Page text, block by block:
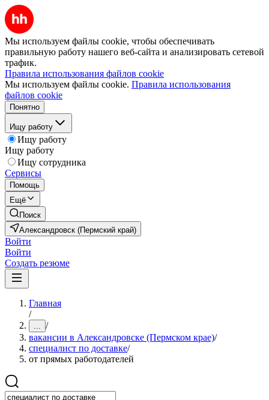
Мы используем файлы cookie, чтобы обеспечивать
правильную работу нашего веб-сайта и анализировать сетевой
трафик.
Правила использования файлов cookie
Мы используем файлы cookie. Правила использования
файлов cookie
Понятно
Ищу работу
Ищу работу
Ищу работу
Ищу сотрудника
Сервисы
Помощь
Ещё
Поиск
Александровск (Пермский край)
Войти
Войти
Создать резюме
Главная
/
... /
вакансии в Александровске (Пермском крае)/
специалист по доставке/
от прямых работодателей